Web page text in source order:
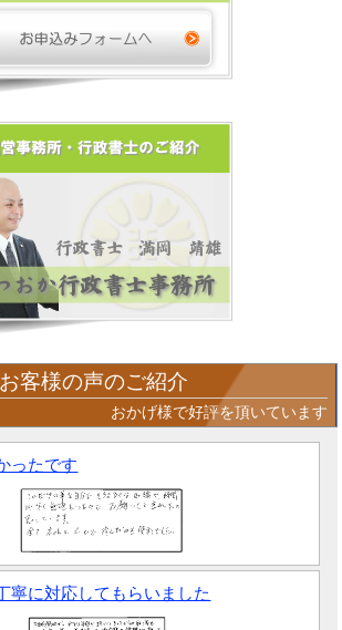
お客様の声のご紹介
おかげ様で好評を頂いています
ったです
寧に対応してもらいました